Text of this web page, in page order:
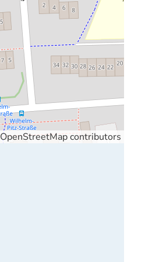
OpenStreetMapcontributors